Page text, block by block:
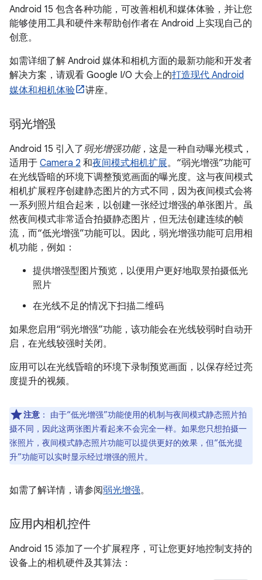
Android 15 包含各种功能，可改善相机和媒体体验，并让您
能够使用工具和硬件来帮助创作者在 Android 上实现自己的
创意。
如需详细了解 Android 媒体和相机方面的最新功能和开发者
解决方案，请观看 Google I/O 大会上的打造现代 Android
媒体和相机体验
讲座。
弱光增强
Android 15 引入了弱光增强功能，这是一种自动曝光模式，
适用于 Camera 2 和夜间模式相机扩展。“弱光增强”功能可
在光线昏暗的环境下调整预览画面的曝光度。这与夜间模式
相机扩展程序创建静态图片的方式不同，因为夜间模式会将
一系列照片组合起来，以创建一张经过增强的单张图片。虽
然夜间模式非常适合拍摄静态图片，但无法创建连续的帧
流，而“低光增强”功能可以。因此，弱光增强功能可启用相
机功能，例如：
提供增强型图片预览，以便用户更好地取景拍摄低光
照片
在光线不足的情况下扫描二维码
如果您启用“弱光增强”功能，该功能会在光线较弱时自动开
启，在光线较强时关闭。
应用可以在光线昏暗的环境下录制预览画面，以保存经过亮
度提升的视频。
注意 ：
由于“低光增强”功能使用的机制与夜间模式静态照片拍
摄不同，因此这两张图片看起来不会完全一样。如果您只想拍摄一
张照片，夜间模式静态照片功能可以提供更好的效果，但“低光提
升”功能可以实时显示经过增强的照片。
如需了解详情，请参阅弱光增强。
应用内相机控件
Android 15 添加了一个扩展程序，可让您更好地控制支持的
设备上的相机硬件及其算法：